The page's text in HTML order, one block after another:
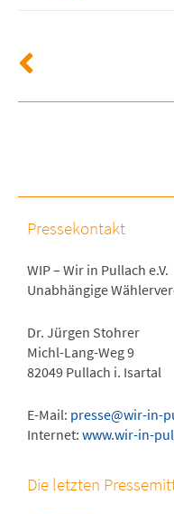
Pressekontakt
WIP – Wir in Pullach e.V.
Unabhängige
Dr. Jürgen Stohrer
Michl-Lang-Weg 9
82049 Pullach i. Isartal
E-Mail: presse@wir-in-
Internet: www.wir-in-
Die letzten